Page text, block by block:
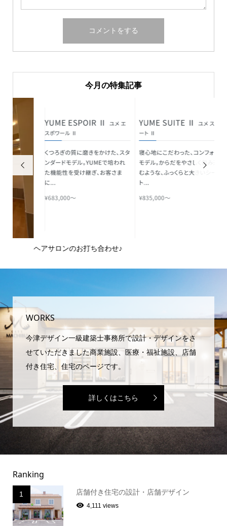
今月の特集記事

ヘアサロンのお打ち合わせ♪

WORKS
今津デザイン一級建築士事務所で設計・デザインをさ
せていただきました商業施設、医療・福祉施設、店舗
付き住宅、住宅のページです。
詳しくはこちら
Ranking
1 店舗付き住宅の設計・店舗デザイン
4,111 views